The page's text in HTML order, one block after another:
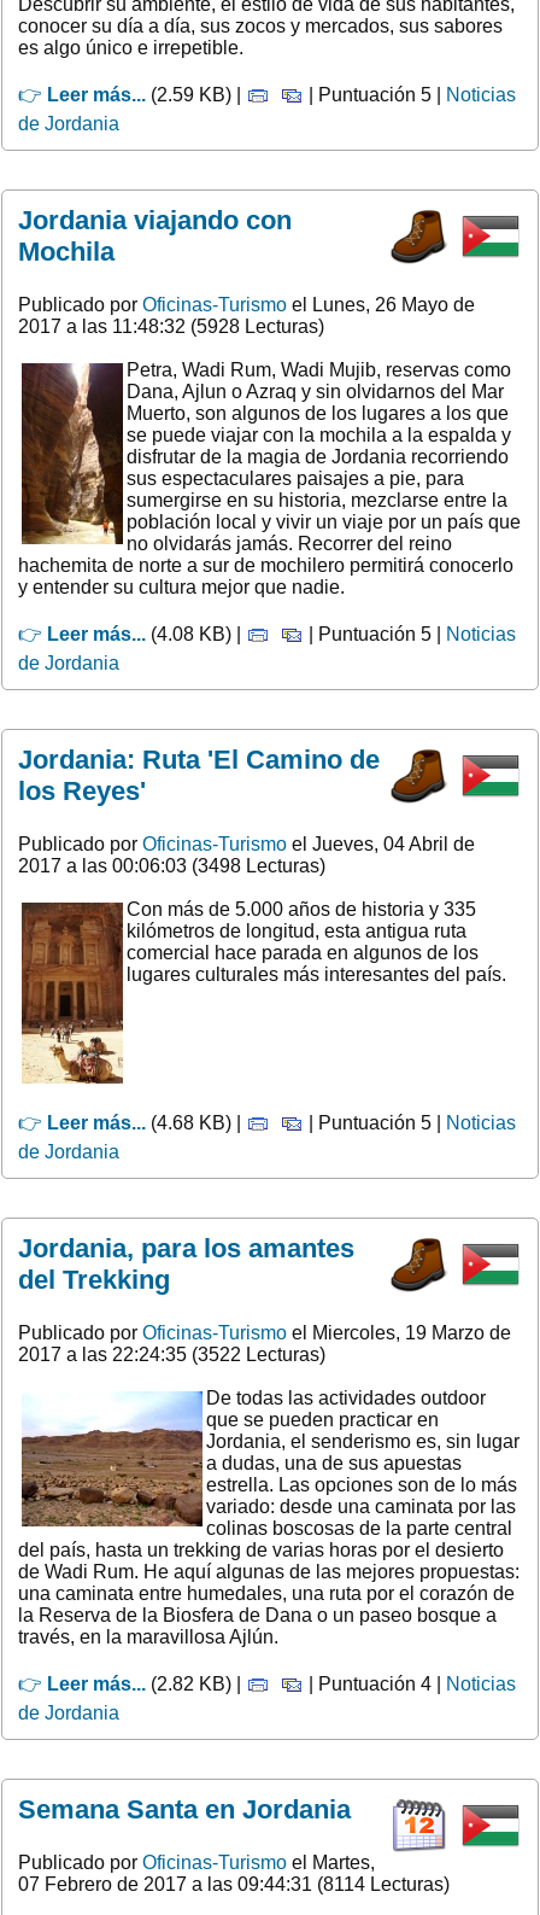
conocer su día a día, sus zocos y mercados, sus sabores
es algo único e irrepetible.
👉 Leer más... (2.59 KB) | | Puntuación 5 |
Noticias
de Jordania
Jordania viajando con
Mochila
Publicado por Oficinas-Turismo el Lunes, 26 Mayo de
2017 a las 11:48:32 (5928 Lecturas)
Petra, Wadi Rum, Wadi Mujib, reservas como
Dana, Ajlun o Azraq y sin olvidarnos del Mar
Muerto, son algunos de los lugares a los que
se puede viajar con la mochila a la espalda y
disfrutar de la magia de Jordania recorriendo
sus espectaculares paisajes a pie, para
sumergirse en su historia, mezclarse entre la
población local y vivir un viaje por un país que
no olvidarás jamás. Recorrer del reino
hachemita de norte a sur de mochilero permitirá conocerlo
y entender su cultura mejor que nadie.
👉 Leer más... (4.08 KB) | | Puntuación 5 |
Noticias
de Jordania
Jordania: Ruta 'El Camino de
los Reyes'
Publicado por Oficinas-Turismo el Jueves, 04 Abril de
2017 a las 00:06:03 (3498 Lecturas)
Con más de 5.000 años de historia y 335
kilómetros de longitud, esta antigua ruta
comercial hace parada en algunos de los
lugares culturales más interesantes del país.
👉 Leer más... (4.68 KB) | | Puntuación 5 |
Noticias
de Jordania
Jordania, para los amantes
del Trekking
Publicado por Oficinas-Turismo el Miercoles, 19 Marzo de
2017 a las 22:24:35 (3522 Lecturas)
De todas las actividades outdoor
que se pueden practicar en
Jordania, el senderismo es, sin lugar
a dudas, una de sus apuestas
estrella. Las opciones son de lo más
variado: desde una caminata por las
colinas boscosas de la parte central
del país, hasta un trekking de varias horas por el desierto
de Wadi Rum. He aquí algunas de las mejores propuestas:
una caminata entre humedales, una ruta por el corazón de
la Reserva de la Biosfera de Dana o un paseo bosque a
través, en la maravillosa Ajlún.
👉 Leer más... (2.82 KB) | | Puntuación 4 |
Noticias
de Jordania
Semana Santa en Jordania
Publicado por Oficinas-Turismo el Martes,
07 Febrero de 2017 a las 09:44:31 (8114 Lecturas)